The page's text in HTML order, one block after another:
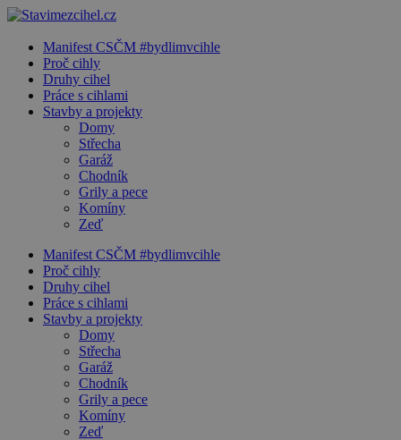
Manifest CSČM #bydlimvcihle
Proč cihly
Druhy cihel
Práce s cihlami
Stavby a projekty
Domy
Střecha
Garáž
Chodník
Grily a pece
Komíny
Zeď
Manifest CSČM #bydlimvcihle
Proč cihly
Druhy cihel
Práce s cihlami
Stavby a projekty
Domy
Střecha
Garáž
Chodník
Grily a pece
Komíny
Zeď